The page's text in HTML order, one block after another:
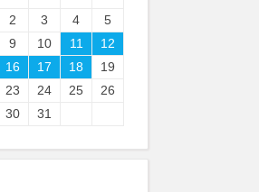
2 3 4
5
9 10 11
12
16 17 18
19
23 24 25
26
30 31